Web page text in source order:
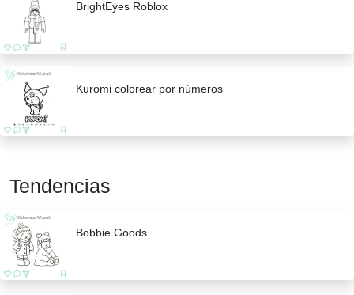
BrightEyes Roblox
Kuromi colorear por números
Tendencias
Bobbie Goods